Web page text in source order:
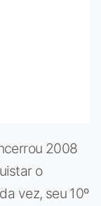
2008
o
vez, seu 10º